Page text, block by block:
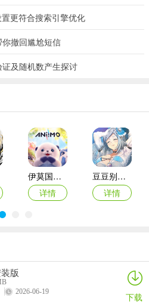
量加满，体质加4点。
更符合搜索引擎优化
撤回尴尬短信
及随机数产生探讨
伊莫国际服
详情
豆豆别嚣张游戏
详情
指尖无双手游
数码宝贝up手游
版
2026-06-19 下载